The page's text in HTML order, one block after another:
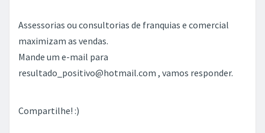
Assessorias ou consultorias de franquias e comercial
maximizam as vendas.
Mande um e-mail para
resultado_positivo@hotmail.com , vamos responder.
Compartilhe! :)